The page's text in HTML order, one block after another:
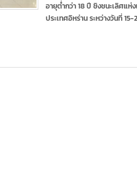
อายุต่ำกว่า 18 ปี ชิงชนะเลิศแห่
ประเทศอิหร่าน ระหว่างวันที่